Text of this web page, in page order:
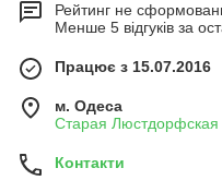
Рейтинг не
Менше 5 відгуків за
Працює з 15.07.2016
м. Одеса
Старая Люстдорфская
Контакти